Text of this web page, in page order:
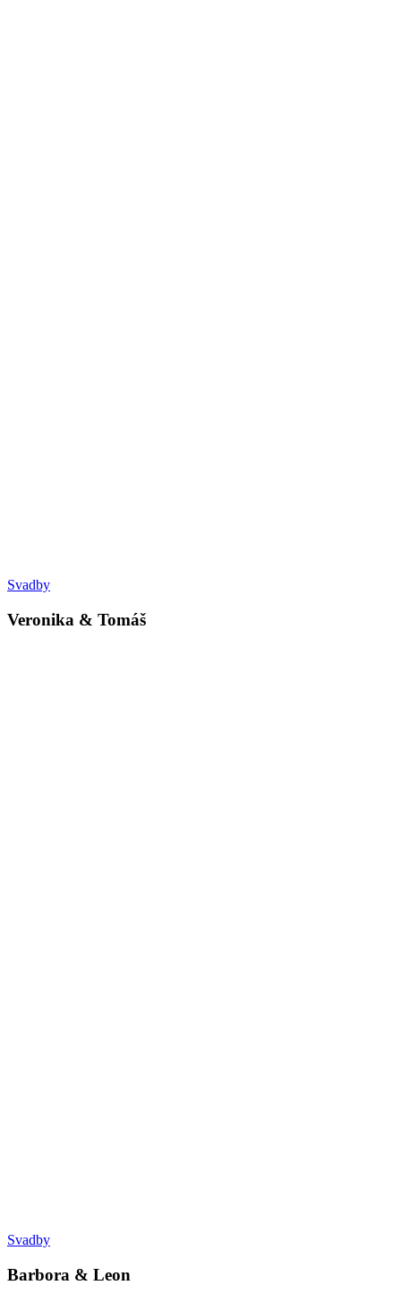
Svadby
Veronika & Tomáš
Svadby
Barbora & Leon